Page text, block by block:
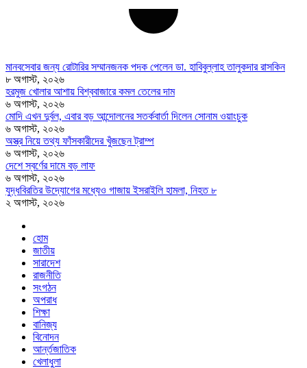
মানবসেবার জন্য রোটারির সম্মানজনক পদক পেলেন ডা. হাবিবুল্লাহ তালুকদার রাসকিন
৮ অগাস্ট, ২০২৬
হরমুজ খোলার আশায় বিশ্ববাজারে কমল তেলের দাম
৬ অগাস্ট, ২০২৬
মোদি এখন দুর্বল, এবার বড় আন্দোলনের সতর্কবার্তা দিলেন সোনাম ওয়াংচুক
৬ অগাস্ট, ২০২৬
অস্ত্র নিয়ে তথ্য ফাঁসকারীদের খুঁজছেন ট্রাম্প
৬ অগাস্ট, ২০২৬
দেশে স্বর্ণের দামে বড় লাফ
৬ অগাস্ট, ২০২৬
যুদ্ধবিরতির উদ্যোগের মধ্যেও গাজায় ইসরাইলি হামলা, নিহত ৮
২ অগাস্ট, ২০২৬
হোম
জাতীয়
সারাদেশ
রাজনীতি
সংগঠন
অপরাধ
শিক্ষা
বানিজ্য
বিনোদন
আর্ন্তজাতিক
খেলাধুলা